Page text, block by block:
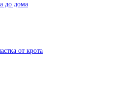
до дома
от крота